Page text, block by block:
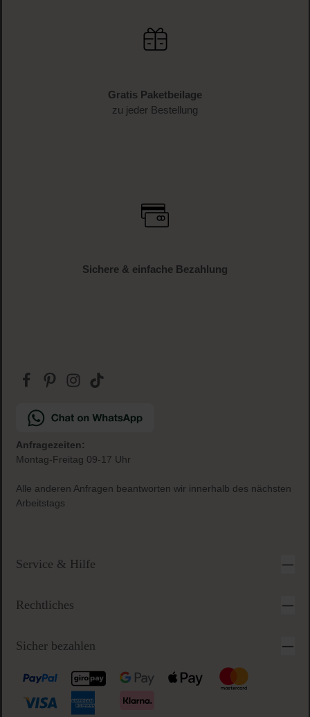
Gratis Paketbeilage
zu jeder Bestellung
Sichere & einfache Bezahlung
Anfragezeiten:
Montag-Freitag 09-17 Uhr
Alle anderen Anfragen beantworten wir innerhalb des nächsten
Arbeitstags
Service & Hilfe
Rechtliches
Sicher bezahlen